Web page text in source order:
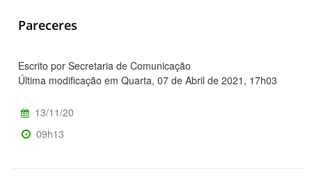
Pareceres
Escrito por Secretaria de Comunicação
Última modificação em Quarta, 07 de Abril de 2021, 17h03
13/11/20
09h13